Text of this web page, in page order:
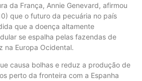
da França, Annie Genevard, afirmou
que o futuro da pecuária no país
que a doença altamente
se espalha pelas fazendas de
na Europa Ocidental.
causa bolhas e reduz a produção de
perto da fronteira com a Espanha